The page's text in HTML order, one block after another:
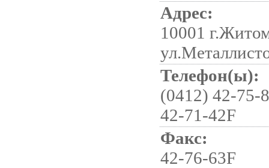
Адрес:
10001
Телефон(ы):
(0412) 42-75-
42-71-42F
Факс:
42-76-63F